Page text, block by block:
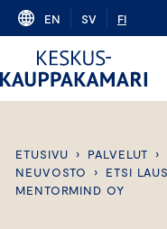
Skip
content
EN SV FI
ETUSIVU › PALVELUT ›
NEUVOSTO
› ETSI
MENTORMIND OY